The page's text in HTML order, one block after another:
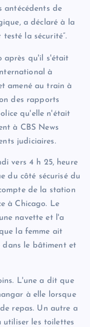
antécédents de
a déclaré à la
la sécurité”.
après qu'il s'était
à
amené au train à
des rapports
qu'elle n'était
à CBS News
judiciaires.
vers 4 h 25, heure
du côté sécurisé du
de la station
à Chicago. Le
navette et l'a
la femme ait
dans le bâtiment et
L'une a dit que
à elle lorsque
repas. Un autre a
utiliser les toilettes